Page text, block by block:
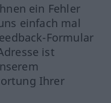
ein Fehler
einfach mal
Formular
ist
Ihrer